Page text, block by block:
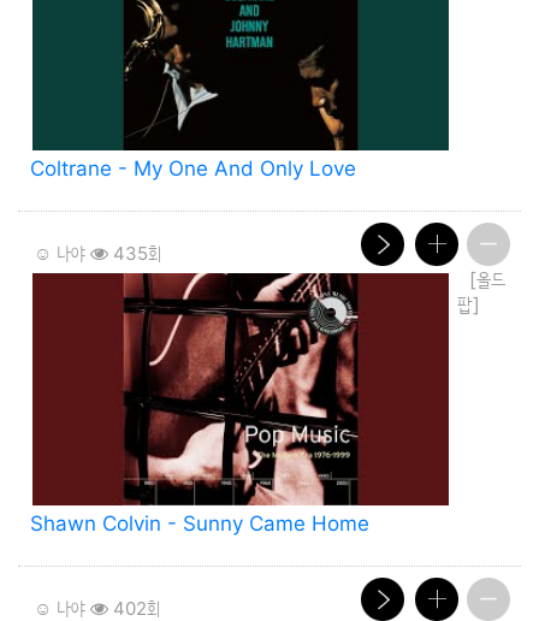
Coltrane - My One And Only Love
☺️ 나야 435회
[올드
팝]
Shawn Colvin - Sunny Came Home
☺️ 나야 402회